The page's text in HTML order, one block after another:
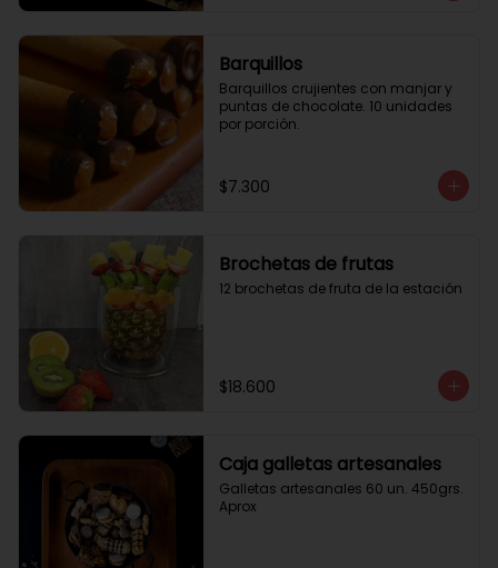
Barquillos
Barquillos crujientes con manjar y
puntas de chocolate. 10 unidades
por porción.
$7.300
Brochetas de frutas
12 brochetas de fruta de la estación
$18.600
Caja galletas artesanales
Galletas artesanales 60 un. 450grs.
Aprox